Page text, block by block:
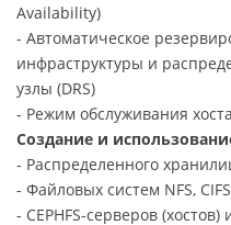
Availability)
- Автоматическое
инфраструктуры и
узлы (DRS)
- Режим обслуживания хоста
Создание и
- Распределенного
- Файловых систем NFS,
- CEPHFS-серверов